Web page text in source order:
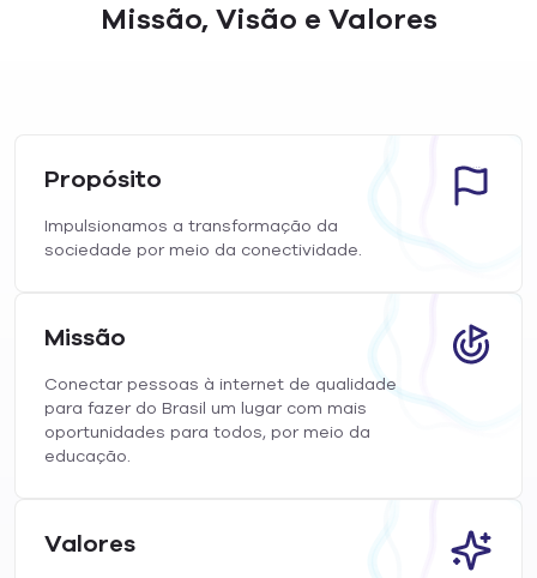
Missão, Visão e Valores
Propósito
Impulsionamos a transformação da
sociedade por meio da conectividade.
Missão
Conectar pessoas à internet de qualidade
para fazer do Brasil um lugar com mais
oportunidades para todos, por meio da
educação.
Valores